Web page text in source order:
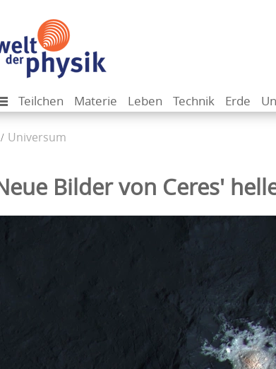
Teilchen Materie Leben Technik Erde
Universum
Bilder von Ceres'